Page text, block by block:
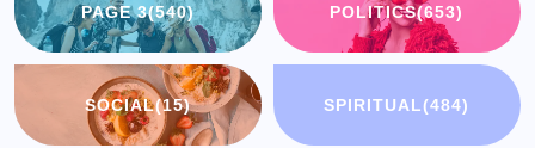
PAGE 3(540) POLITICS(653)
SOCIAL(15) SPIRITUAL(484)